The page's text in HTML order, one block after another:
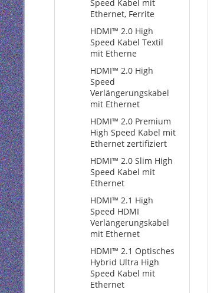
Speed Kabel mit
Ethernet, Ferrite
HDMI™ 2.0 High
Speed Kabel Textil
mit Etherne
HDMI™ 2.0 High
Speed
Verlängerungskabel
mit Ethernet
HDMI™ 2.0 Premium
High Speed Kabel mit
Ethernet zertifiziert
HDMI™ 2.0 Slim High
Speed Kabel mit
Ethernet
HDMI™ 2.1 High
Speed HDMI
Verlängerungskabel
mit Ethernet
HDMI™ 2.1 Optisches
Hybrid Ultra High
Speed Kabel mit
Ethernet